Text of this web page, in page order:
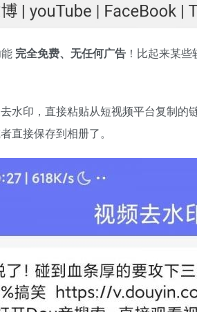
完全免费、无任何广告 ！比起来某
水印，直接粘贴从短视频平台复制的
直接保存到相册了。